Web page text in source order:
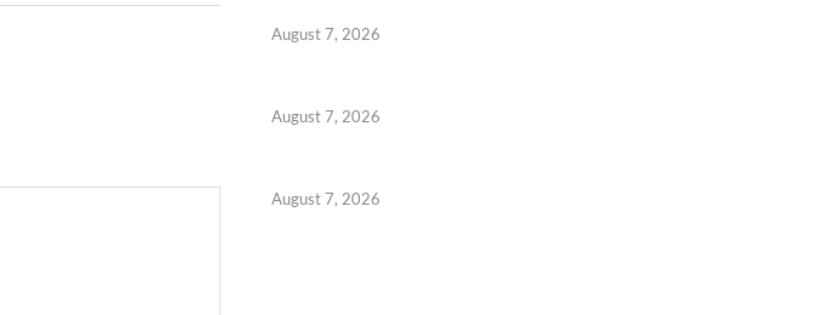
August 7, 2026
August 7, 2026
August 7, 2026